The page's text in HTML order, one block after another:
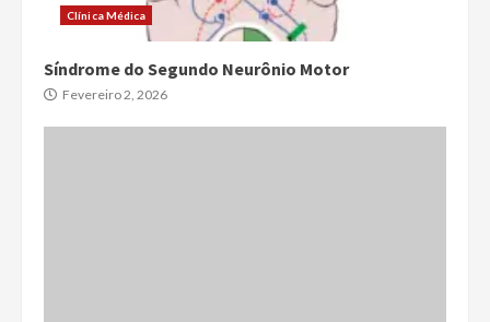
Clínica Médica
Síndrome do Segundo Neurônio Motor
Fevereiro 2, 2026